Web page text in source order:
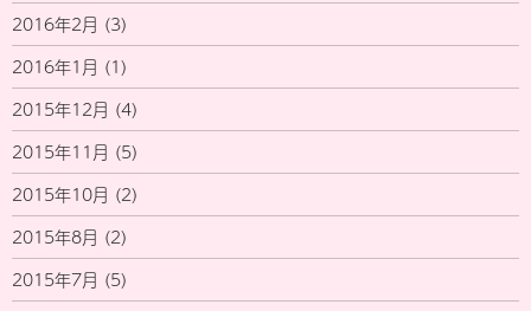
2016年2月 (3)
2016年1月 (1)
2015年12月 (4)
2015年11月 (5)
2015年10月 (2)
2015年8月 (2)
2015年7月 (5)